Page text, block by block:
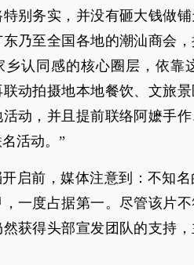
特别务实，并没有砸大钱做
乃至全国各地的潮汕商会
乡认同感的核心圈层，依靠
动拍摄地本地餐饮、文旅
动，并且提前联络阿嬷手
活动。”
开启前，媒体注意到：不知
一度占据第一。尽管该片
然获得头部宣发团队的支持